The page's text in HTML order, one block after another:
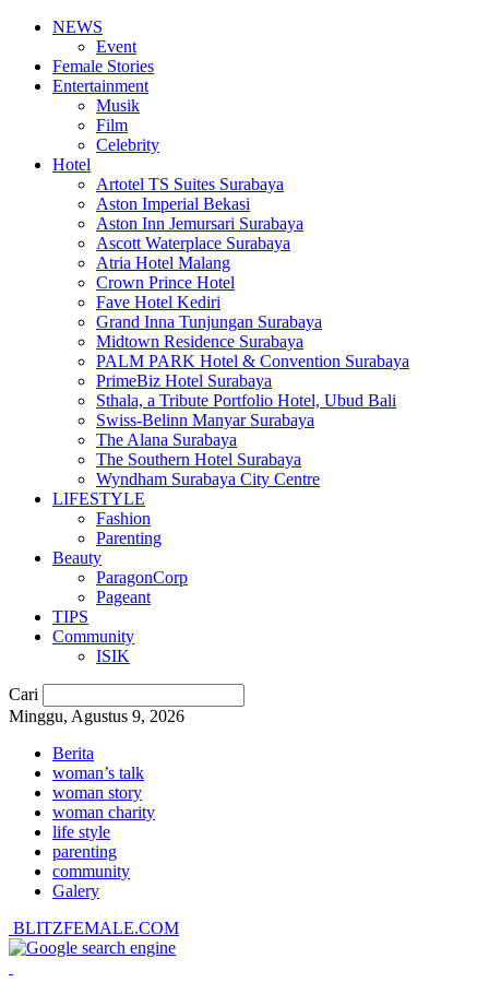
NEWS
Event
Female Stories
Entertainment
Musik
Film
Celebrity
Hotel
Artotel TS Suites Surabaya
Aston Imperial Bekasi
Aston Inn Jemursari Surabaya
Ascott Waterplace Surabaya
Atria Hotel Malang
Crown Prince Hotel
Fave Hotel Kediri
Grand Inna Tunjungan Surabaya
Midtown Residence Surabaya
PALM PARK Hotel & Convention Surabaya
PrimeBiz Hotel Surabaya
Sthala, a Tribute Portfolio Hotel, Ubud Bali
Swiss-Belinn Manyar Surabaya
The Alana Surabaya
The Southern Hotel Surabaya
Wyndham Surabaya City Centre
LIFESTYLE
Fashion
Parenting
Beauty
ParagonCorp
Pageant
TIPS
Community
ISIK
Cari
Minggu, Agustus 9, 2026
Berita
woman’s talk
woman story
woman charity
life style
parenting
community
Galery
BLITZFEMALE.COM